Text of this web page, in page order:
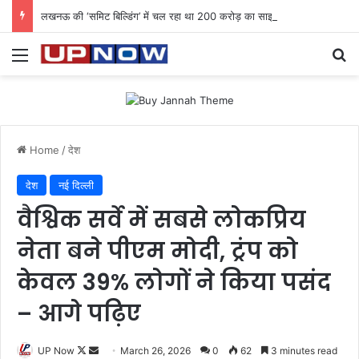
Menu
Home /देश
देश नई दिल्ली
वैश्विक सर्वे में सबसे लोकप्रिय
नेता बने पीएम मोदी, ट्रंप को
केवल 39% लोगों ने किया पसंद
– आगे पढ़िए
UP Now
Follow
Send March 26, 2026 0 62 3 minutes read